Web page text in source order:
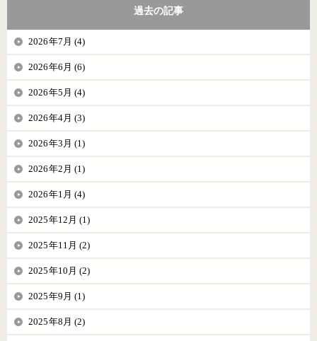
過去の記事
2026年7月 (4)
2026年6月 (6)
2026年5月 (4)
2026年4月 (3)
2026年3月 (1)
2026年2月 (1)
2026年1月 (4)
2025年12月 (1)
2025年11月 (2)
2025年10月 (2)
2025年9月 (1)
2025年8月 (2)